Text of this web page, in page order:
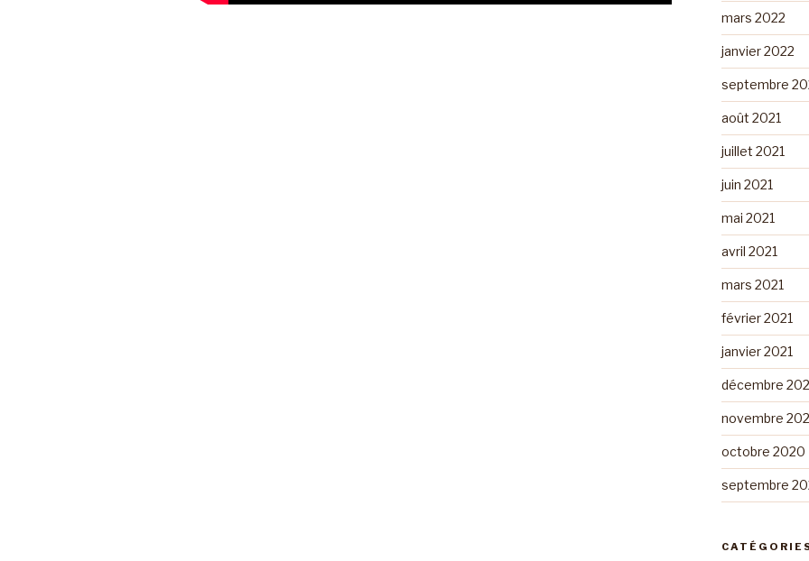
mars 2022
janvier 2022
septembre
août 2021
juillet 2021
juin 2021
mai 2021
avril 2021
mars 2021
février 2021
janvier 2021
décembre
novembre
octobre 2020
septembre